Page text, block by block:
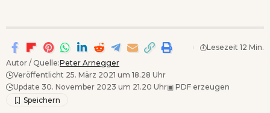
Autor / Quelle:Peter Arnegger
Veröffentlicht 25. März 2021 um 18.28 Uhr
Update 30. November 2023 um 21.20 Uhr▣ PDF erzeugen
Lesezeit 12 Min.